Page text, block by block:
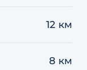
12 км
8 км